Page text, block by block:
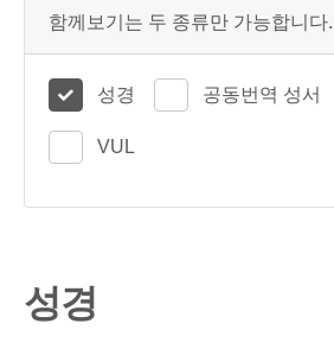
함께보기는 두 종류만 가능합니다.
성경 공동번역 성서
VUL
성경